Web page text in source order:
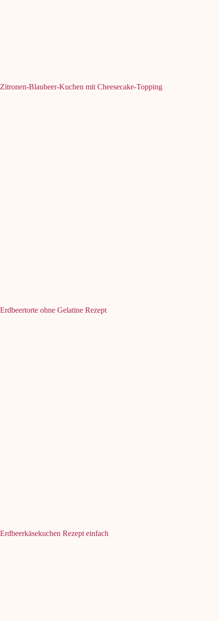
Zitronen-Blaubeer-Kuchen mit Cheesecake-Topping
Erdbeertorte ohne Gelatine Rezept
Erdbeerkäsekuchen Rezept einfach